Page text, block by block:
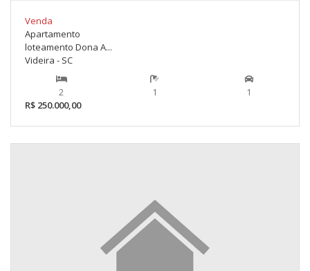
Venda
Apartamento
loteamento Dona A...
Videira - SC
2 1
1
R$ 250.000,00